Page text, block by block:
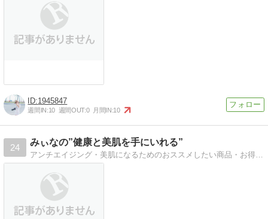
1945847
週間IN:10 週間OUT:0 月間IN:10
24
みぃなの”健康と美肌を手にいれる”
アンチエイジング・美肌になるためのおススメしたい商品・お得な情報を伝えていく働く主婦のブログです。